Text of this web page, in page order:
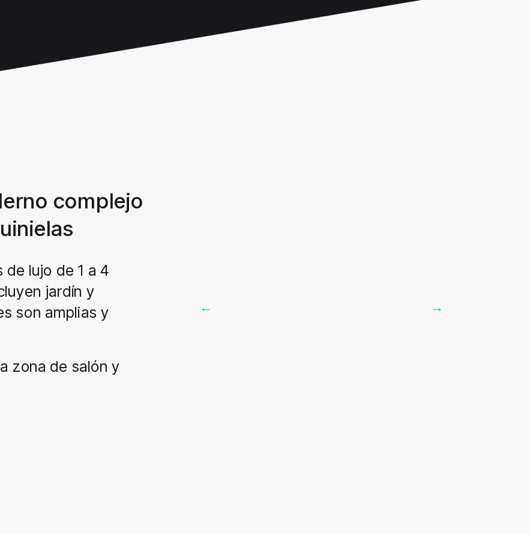
complejo
lujo de 1 a 4
jardín y
son amplias y
zona de salón y